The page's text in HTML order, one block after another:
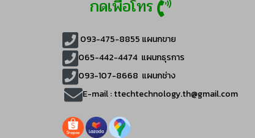
กดเพื่อโทร
093-475-8855 แผนกขาย
065-442-4474 แผนกธุรการ
093-107-8668 แผนกช่าง
E-mail :ttechtechnology.th@gmail.com